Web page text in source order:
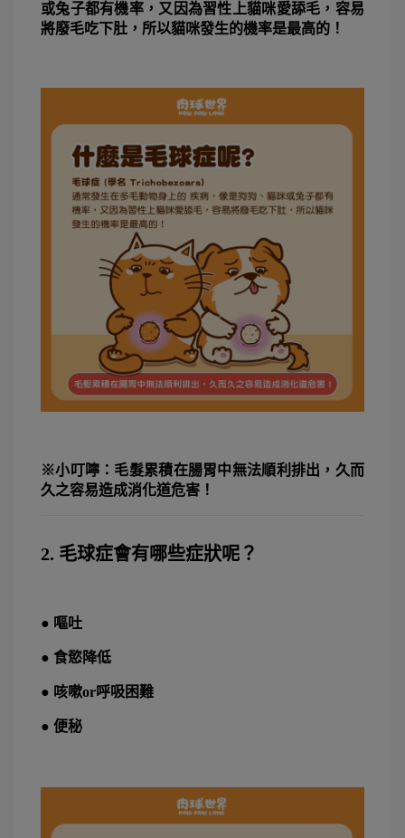
或兔子都有機率，又因為習性上貓咪愛舔毛，容易
將廢毛吃下肚，所以貓咪發生的機率是最高的！
※小叮嚀：毛髮累積在腸胃中無法順利排出，久而
久之容易造成消化道危害！
2. 毛球症會有哪些症狀呢？
● 嘔吐
● 食慾降低
● 咳嗽or呼吸困難
● 便秘